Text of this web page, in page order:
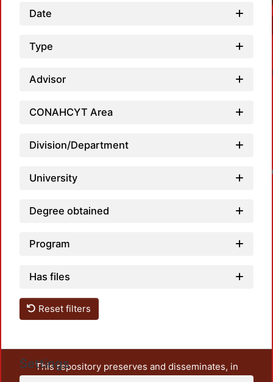
Date
Type
Advisor
CONAHCYT Area
Division/Department
University
Degree obtained
Program
Has files
Reset filters
Settings
This repository preserves and disseminates, in